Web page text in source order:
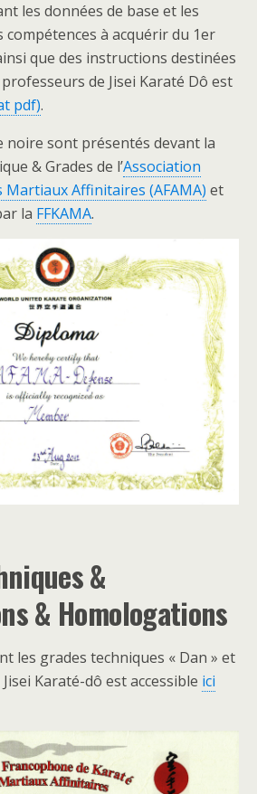
les données de base et les
compétences à acquérir du 1er
que des instructions destinées
de Jisei Karaté Dô est
pdf).
noire sont présentés devant la
& Grades de l’Association
Martiaux Affinitaires (AFAMA) et
la FFKAMA.
&
& Homologations
les grades techniques « Dan » et
Karaté-dô est accessible ici